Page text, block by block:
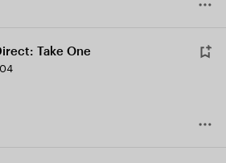
Take One